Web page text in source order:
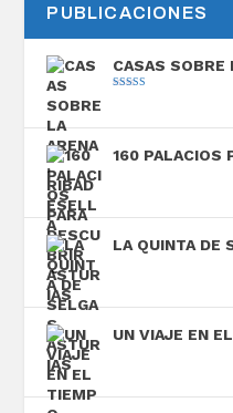
PUBLICACIONES
CASAS SOBRE
160 PALACIOS
LA QUINTA DE
UN VIAJE EN